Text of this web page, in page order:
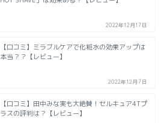
2022年12月17日
【口コミ】ミラブルケアで化粧水の効果アップは
本当？？【レビュー】
2022年12月7日
【口コミ】田中みな実も大絶賛！セルキュア4Tプ
ラスの評判は？【レビュー】